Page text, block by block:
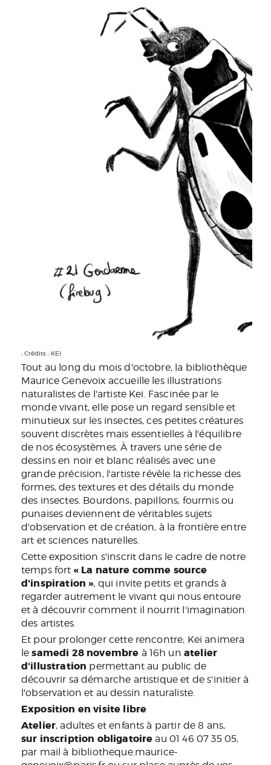
; Crédits : KEI
Tout au long du mois d'octobre, la bibliothèque
Maurice Genevoix accueille les illustrations
naturalistes de l'artiste Kei. Fascinée par le
monde vivant, elle pose un regard sensible et
minutieux sur les insectes, ces petites créatures
souvent discrètes mais essentielles à l'équilibre
de nos écosystèmes. À travers une série de
dessins en noir et blanc réalisés avec une
grande précision, l'artiste révèle la richesse des
formes, des textures et des détails du monde
des insectes. Bourdons, papillons, fourmis ou
punaises deviennent de véritables sujets
d'observation et de création, à la frontière entre
art et sciences naturelles.
Cette exposition s'inscrit dans le cadre de notre
temps fort « La nature comme source
d'inspiration », qui invite petits et grands à
regarder autrement le vivant qui nous entoure
et à découvrir comment il nourrit l'imagination
des artistes.
Et pour prolonger cette rencontre, Kei animera
lesamedi 28 novembre à 16h un atelier
d'illustration permettant au public de
découvrir sa démarche artistique et de s'initier à
l'observation et au dessin naturaliste.
Exposition en visite libre
Atelier, adultes et enfants à partir de 8 ans,
sur inscription obligatoireau 01 46 07 35 05,
par mail à bibliotheque.maurice-